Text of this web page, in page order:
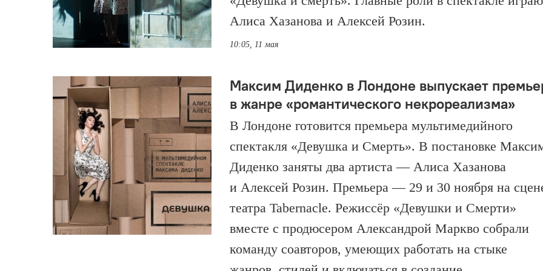
Алиса Хазанова и Алексей Розин.
10:05, 11 мая
Максим Диденко в Лондоне выпускает
в жанре «романтического некрореализма»
В Лондоне готовится премьера мультимедийного
спектакля «Девушка и Смерть». В постановке
Диденко заняты два артиста — Алиса Хазанова
и Алексей Розин. Премьера — 29 и 30 ноября на
театра Tabernacle. Режиссёр «Девушки и Смерти»
вместе с продюсером Александрой Маркво собрали
команду соавторов, умеющих работать на стыке